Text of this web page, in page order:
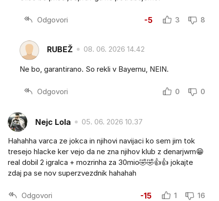
Odgovori -5 3 8
RUBEŽ 08. 06. 2026 14.42
Ne bo, garantirano. So rekli v Bayernu, NEIN.
Odgovori 0 0
Nejc Lola 05. 06. 2026 10.37
Hahahha varca ze jokca in njihovi navijaci ko sem jim tok
tresejo hlacke ker vejo da ne zna njihov klub z denarjwm😁
real dobil 2 igralca + mozrinha za 30mio🤣🤣👍👍 jokajte
zdaj pa se nov superzvezdnik hahahah
Odgovori -15 1 16